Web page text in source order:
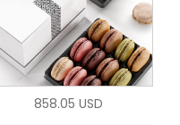
858.05 USD